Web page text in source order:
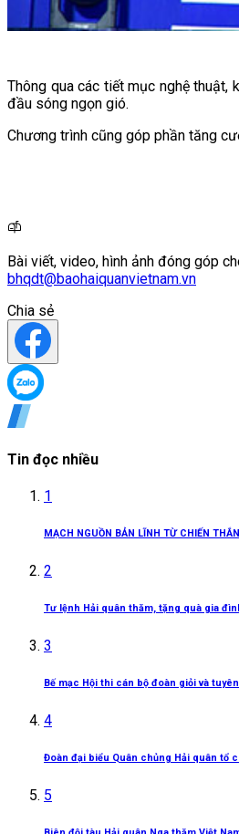
Thông qua các tiết mục nghệ thuật,
đầu sóng ngọn gió.
Chương trình cũng góp phần tăng
Bài viết, video, hình ảnh đóng góp
bhqdt@baohaiquanvietnam.vn
Chia sẻ
Tin đọc nhiều
1
MẠCH NGUỒN BẢN LĨNH TỪ CHIẾN
2
Tư lệnh Hải quân thăm, tặng quà gia
3
Bế mạc Hội thi cán bộ đoàn giỏi và
4
Đoàn đại biểu Quân chủng Hải quân tổ
5